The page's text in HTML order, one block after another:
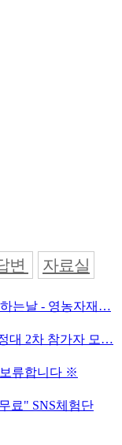
변 자료실
는날 - 영농자재…
대 2차 참가자 모…
류합니다 ※
료" SNS체험단